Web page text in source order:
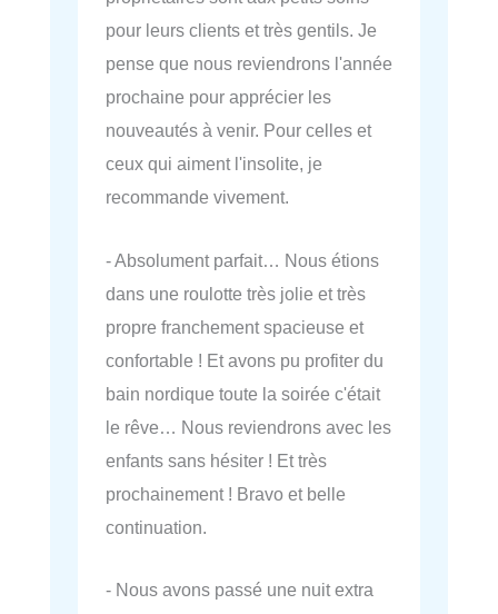
pour leurs clients et très gentils. Je
pense que nous reviendrons l'année
prochaine pour apprécier les
nouveautés à venir. Pour celles et
ceux qui aiment l'insolite, je
recommande vivement.
- Absolument parfait… Nous étions
dans une roulotte très jolie et très
propre franchement spacieuse et
confortable ! Et avons pu profiter du
bain nordique toute la soirée c'était
le rêve… Nous reviendrons avec les
enfants sans hésiter ! Et très
prochainement ! Bravo et belle
continuation.
- Nous avons passé une nuit extra